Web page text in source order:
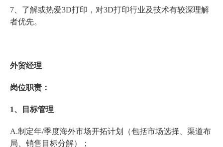
7、了解或热爱3D打印，对3D打印行业及技术有较深理解
者优先。
外贸经理
岗位职责：
1、目标管理
A.制定年/季度海外市场开拓计划（包括市场选择、渠道布
局、销售目标分解）；